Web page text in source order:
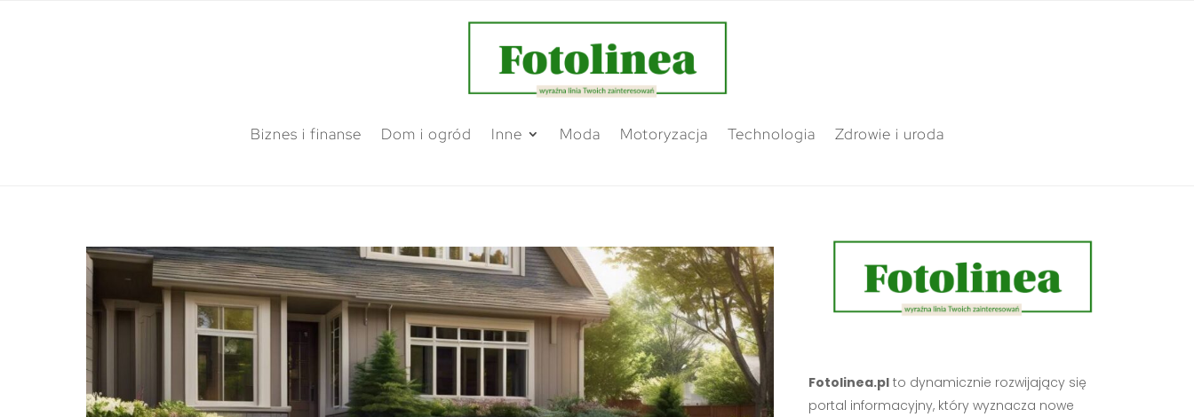
Biznes i finanse Dom i ogród Inne Moda Motoryzacja Technologia Zdrowie i uroda
Fotolinea.plto dynamicznie rozwijający się
portal informacyjny, który wyznacza nowe